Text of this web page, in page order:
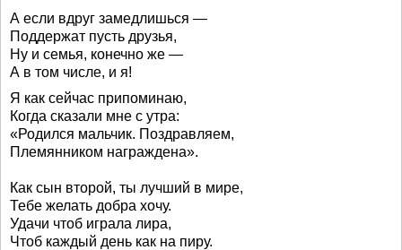
А если вдруг замедлишься —
Поддержат пусть друзья,
Ну и семья, конечно же —
А в том числе, и я!
Я как сейчас припоминаю,
Когда сказали мне с утра:
«Родился мальчик. Поздравляем,
Племянником награждена».
Как сын второй, ты лучший в мире,
Тебе желать добра хочу.
Удачи чтоб играла лира,
Чтоб каждый день как на пиру.